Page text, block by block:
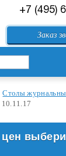
Перейти в корзину
+7 (495)
Заказ
Столы